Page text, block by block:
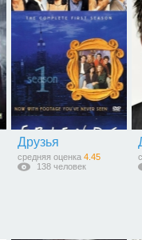
Друзья
средняя оценка 4.45
138 человек